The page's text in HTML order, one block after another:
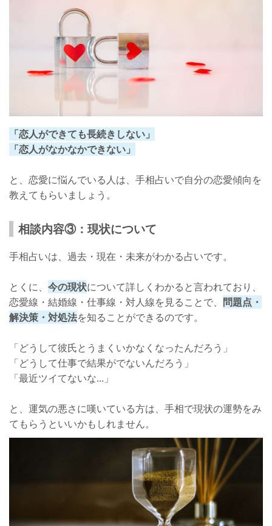
「恋人ができても長続きしない」
「恋人がなかなかできない」
と、恋愛に悩んでいる人は、手相占いで自分の恋愛傾向を
教えてもらいましょう。
相談内容③：現状について
手相占いは、過去・現在・未来がわかる占いです。
とくに、 今の現状について詳しくわかると言われており、
恋愛線・結婚線・仕事線・対人線を見ることで、 問題点・
解決策・対処法を知ることができるのです。
「どうして彼氏とうまくいかなくなったんだろう」
「どうして仕事で結果がでないんだろう」
「最近ツイてないな...」
と、運気の悪さに嘆いている方は、手相で現状の運勢をみ
てもらうといいかもしれません。